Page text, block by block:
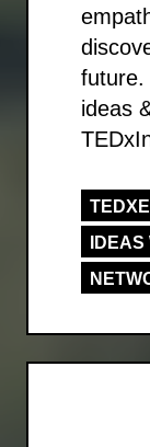
future.
ideas